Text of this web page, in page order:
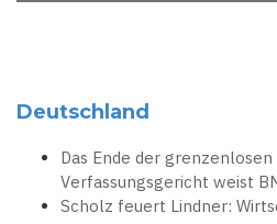
Deutschland
Das Ende der
Verfassungsgericht weist
Scholz feuert Lindner: